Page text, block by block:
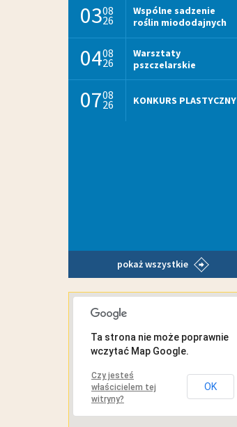
0308
26
Wspólne sadzenie
roślin miododajnych
0408
26
Warsztaty
pszczelarskie
0708
26 KONKURS PLASTYCZNY
pokaż wszystkie
MAPA INTERAKTYWNA
Ta strona nie może poprawnie
wczytać Map Google.
Czy jesteś
właścicielem tej
witryny?
OK